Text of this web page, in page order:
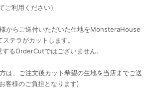
ご利用ください）
からご送付いただいた生地をMonsteraHouse
テラがカットします。
るOrderCutではございません。
は、ご注文後カット希望の生地を当店までご送
客様のご負担となります)